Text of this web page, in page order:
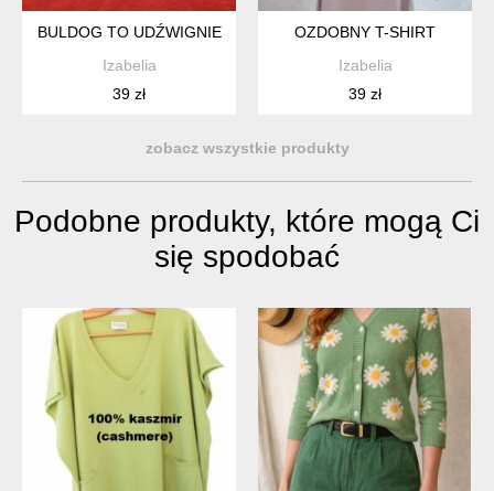
BULDOG TO UDŹWIGNIE
Izabelia
39 zł
OZDOBNY T-SHIRT
Izabelia
39 zł
zobacz wszystkie produkty
Podobne produkty, które mogą Ci
się spodobać